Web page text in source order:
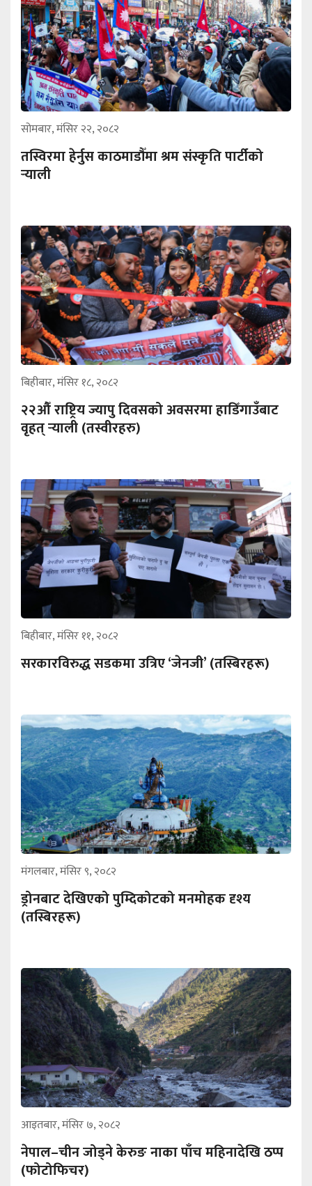
सोमबार, मंसिर २२, २०८२
तस्विरमा हेर्नुस काठमाडौँमा श्रम संस्कृति पार्टीको
र्‍याली
बिहीबार, मंसिर १८, २०८२
२२औँ राष्ट्रिय ज्यापु दिवसको अवसरमा हाडिँगाउँबाट
वृहत् र्‍याली (तस्वीरहरु)
बिहीबार, मंसिर ११, २०८२
सरकारविरुद्ध सडकमा उत्रिए ‘जेनजी’ (तस्बिरहरू)
मंगलबार, मंसिर ९, २०८२
ड्रोनबाट देखिएको पुम्दिकोटको मनमोहक दृश्य
(तस्बिरहरू)
आइतबार, मंसिर ७, २०८२
नेपाल–चीन जोड्‌ने केरुङ नाका पाँच महिनादेखि ठप्प
(फोटोफिचर)